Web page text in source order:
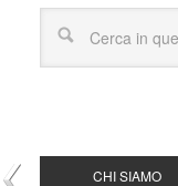
CHI SIAMO